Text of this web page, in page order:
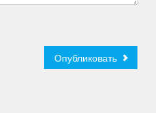
Опубликовать